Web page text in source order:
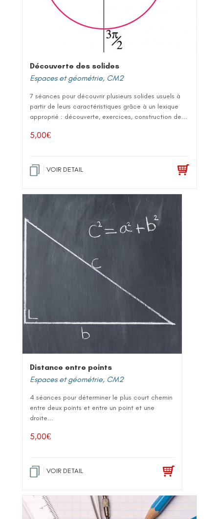
Découverte des solides
Espaces et géométrie, CM2
7 séances pour découvrir plusieurs solides usuels à
partir de leurs caractéristiques grâce à un lexique
approprié : découverte, exercices, construction de...
5,00€
VOIR DETAIL
Distance entre points
Espaces et géométrie, CM2
4 séances pour déterminer le plus court chemin
entre deux points et entre un point et une
droite...
5,00€
VOIR DETAIL